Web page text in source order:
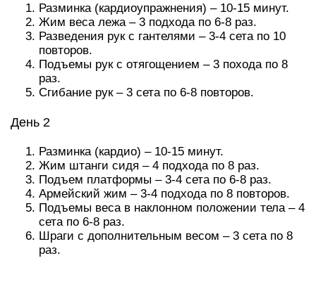
Разминка (кардиоупражнения) – 10-15 минут.
Жим веса лежа – 3 подхода по 6-8 раз.
Разведения рук с гантелями – 3-4 сета по 10
повторов.
Подъемы рук с отягощением – 3 похода по 8
раз.
Сгибание рук – 3 сета по 6-8 повторов.
День 2
Разминка (кардио) – 10-15 минут.
Жим штанги сидя – 4 подхода по 8 раз.
Подъем платформы – 3-4 сета по 6-8 раз.
Армейский жим – 3-4 подхода по 8 повторов.
Подъемы веса в наклонном положении тела – 4
сета по 6-8 раз.
Шраги с дополнительным весом – 3 сета по 8
раз.